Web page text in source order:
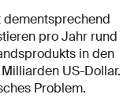
pro Jahr rund
in den
US-Dollar.
Problem.